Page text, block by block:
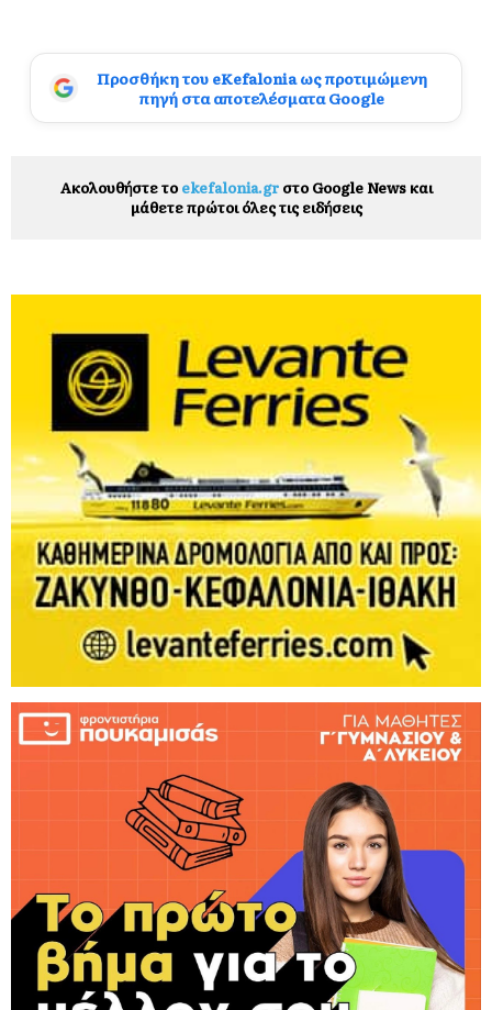
Προσθήκη του eKefalonia ως προτιμώμενη
πηγή στα αποτελέσματα Google
Ακολουθήστε το ekefalonia.grστο Google News και
μάθετε πρώτοι όλες τις ειδήσεις